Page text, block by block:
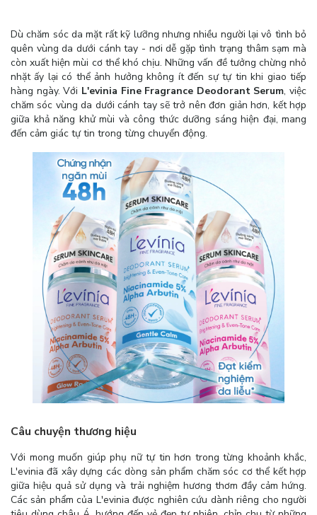
Dù chăm sóc da mặt rất kỹ lưỡng nhưng nhiều người lại vô tình bỏ
quên vùng da dưới cánh tay - nơi dễ gặp tình trạng thâm sạm mà
còn xuất hiện mùi cơ thể khó chịu. Những vấn đề tưởng chừng nhỏ
nhặt ấy lại có thể ảnh hưởng không ít đến sự tự tin khi giao tiếp
hàng ngày. Với L'evinia Fine Fragrance Deodorant Serum, việc
chăm sóc vùng da dưới cánh tay sẽ trở nên đơn giản hơn, kết hợp
giữa khả năng khử mùi và công thức dưỡng sáng hiện đại, mang
đến cảm giác tự tin trong từng chuyển động.
Câu chuyện thương hiệu
Với mong muốn giúp phụ nữ tự tin hơn trong từng khoảnh khắc,
L'evinia đã xây dựng các dòng sản phẩm chăm sóc cơ thể kết hợp
giữa hiệu quả sử dụng và trải nghiệm hương thơm đầy cảm hứng.
Các sản phẩm của L'evinia được nghiên cứu dành riêng cho người